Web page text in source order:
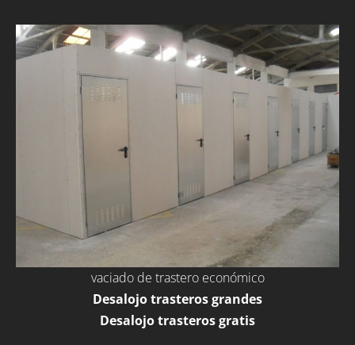
vaciado de trastero económico
Desalojo trasteros grandes
Desalojo trasteros gratis